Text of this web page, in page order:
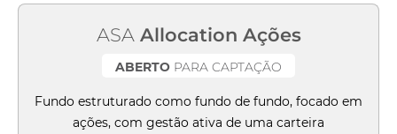
ASAAllocation Ações
ABERTO PARA CAPTAÇÃO
Fundo estruturado como fundo de fundo, focado em
ações, com gestão ativa de uma carteira